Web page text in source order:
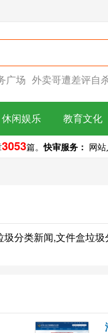
广场 外卖哥遭差评自
休闲娱乐 教育文化
3053篇。快审服务： 网
分类新闻,文件盒垃